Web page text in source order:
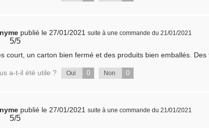
publié le 27/01/2021 suite à une commande du 21/01/2021
5/5
court, un carton bien fermé et des produits bien emballés.
a-t-il été utile ? Oui 0 Non 0
publié le 27/01/2021 suite à une commande du 21/01/2021
5/5